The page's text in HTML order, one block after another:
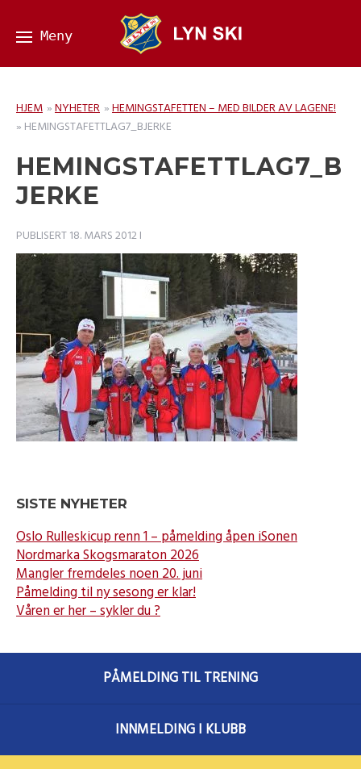
HJEM »NYHETER »HEMINGSTAFETTEN – MED BILDER AV LAGENE!
» HEMINGSTAFETTLAG7_BJERKE
HEMINGSTAFETTLAG7_B
JERKE
PUBLISERT18. MARS 2012I
SISTE NYHETER
Oslo Rulleskicup renn 1 – påmelding åpen iSonen
Nordmarka Skogsmaraton 2026
Mangler fremdeles noen 20. juni
Påmelding til ny sesong er klar!
Våren er her – sykler du ?
PÅMELDING TIL TRENING
INNMELDING I KLUBB